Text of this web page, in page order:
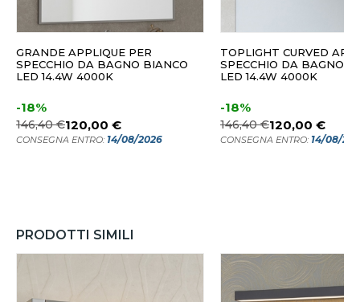
GRANDE APPLIQUE PER
SPECCHIO DA BAGNO BIANCO
LED 14.4W 4000K
-18%
146,40 €120,00 €
CONSEGNA ENTRO: 14/08/2026
TOPLIGHT CURVED
SPECCHIO DA BAGNO
LED 14.4W 4000K
-18%
146,40 €120,00 €
CONSEGNA ENTRO: 14/08/
PRODOTTI SIMILI